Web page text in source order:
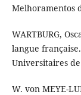
Melhoramentos
WARTBURG,
langue
Universitaires
W. von MEYE-